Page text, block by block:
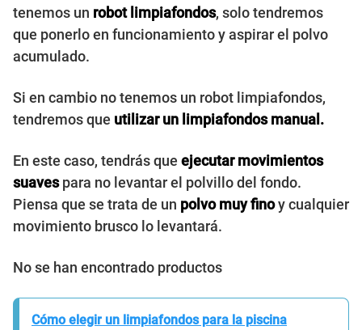
tenemos un robot limpiafondos, solo tendremos
que ponerlo en funcionamiento y aspirar el polvo
acumulado.
Si en cambio no tenemos un robot limpiafondos,
tendremos que utilizar un limpiafondos manual.
En este caso, tendrás que ejecutar movimientos
suavespara no levantar el polvillo del fondo.
Piensa que se trata de un polvo muy finoy cualquier
movimiento brusco lo levantará.
No se han encontrado productos
Cómo elegir un limpiafondos para la piscina